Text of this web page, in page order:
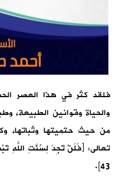
فلقد كثر في هذا العصر
والحياة وقوانين الطبيعة،
من حيث حتميتها وثباتها،
تعالى: ﴿فَلَنْ تَجِدَ لِسُنَّتِ اللَّهِ
43].